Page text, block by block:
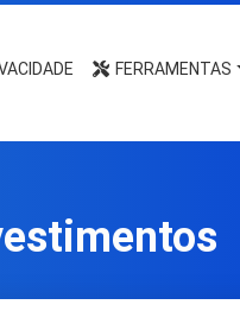
FERRAMENTAS